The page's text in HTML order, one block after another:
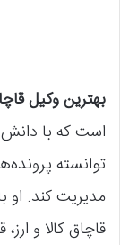
بهترین وکیل
است که با دانش
توانسته
مدیریت کند. او
قاچاق کالا و